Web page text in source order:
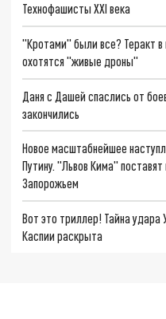
Технофашисты XXI века
"Кротами" были все? Теракт
охотятся "живые дроны"
Даня с Дашей спаслись от
закончились
Новое масштабнейшее
Путину. "Львов Кима"
Запорожьем
Вот это триллер! Тайна удара
Каспии раскрыта